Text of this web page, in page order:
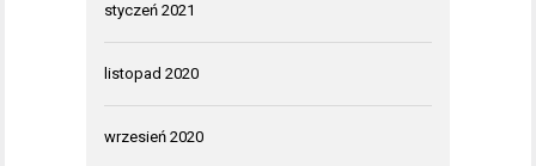
styczeń 2021
listopad 2020
wrzesień 2020